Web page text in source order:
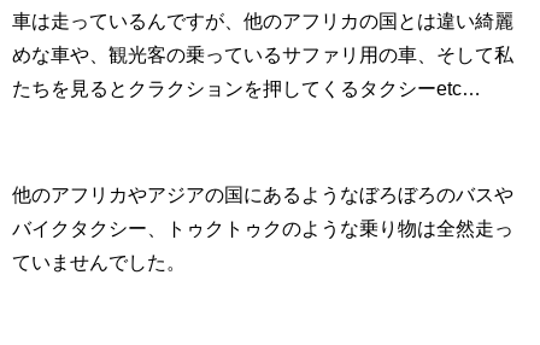
車は走っているんですが、他のアフリカの国とは違い綺麗
めな車や、観光客の乗っているサファリ用の車、そして私
たちを見るとクラクションを押してくるタクシーetc…
他のアフリカやアジアの国にあるようなぼろぼろのバスや
バイクタクシー、トゥクトゥクのような乗り物は全然走っ
ていませんでした。